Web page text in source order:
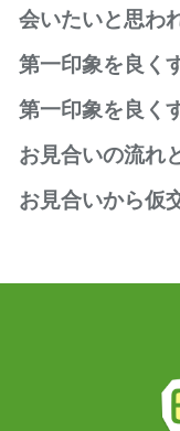
婚活におけるプ
お写真の大きさ
趣味や休日の過
自己紹介の書き方
お相手への希望
会いたいと思わ
婚活におけるプ
お写真の大きさ
趣味や休日の過
自己紹介の書き方
お相手への希望
第一印象を良く
「清潔感」と「
お話しをする時
第一印象を良く
表情、声、姿勢
服装のポイント
お見合いの流れ
お見合い成立後の
お見合いから仮